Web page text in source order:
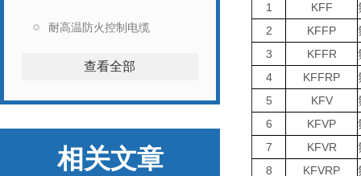
耐高温防火控制电缆
查看全部
相关文章
1
KFF
2
KFFP
3
KFFR
4
KFFRP
5
KFV
6
KFVP
7
KFVR
8
KFVRP